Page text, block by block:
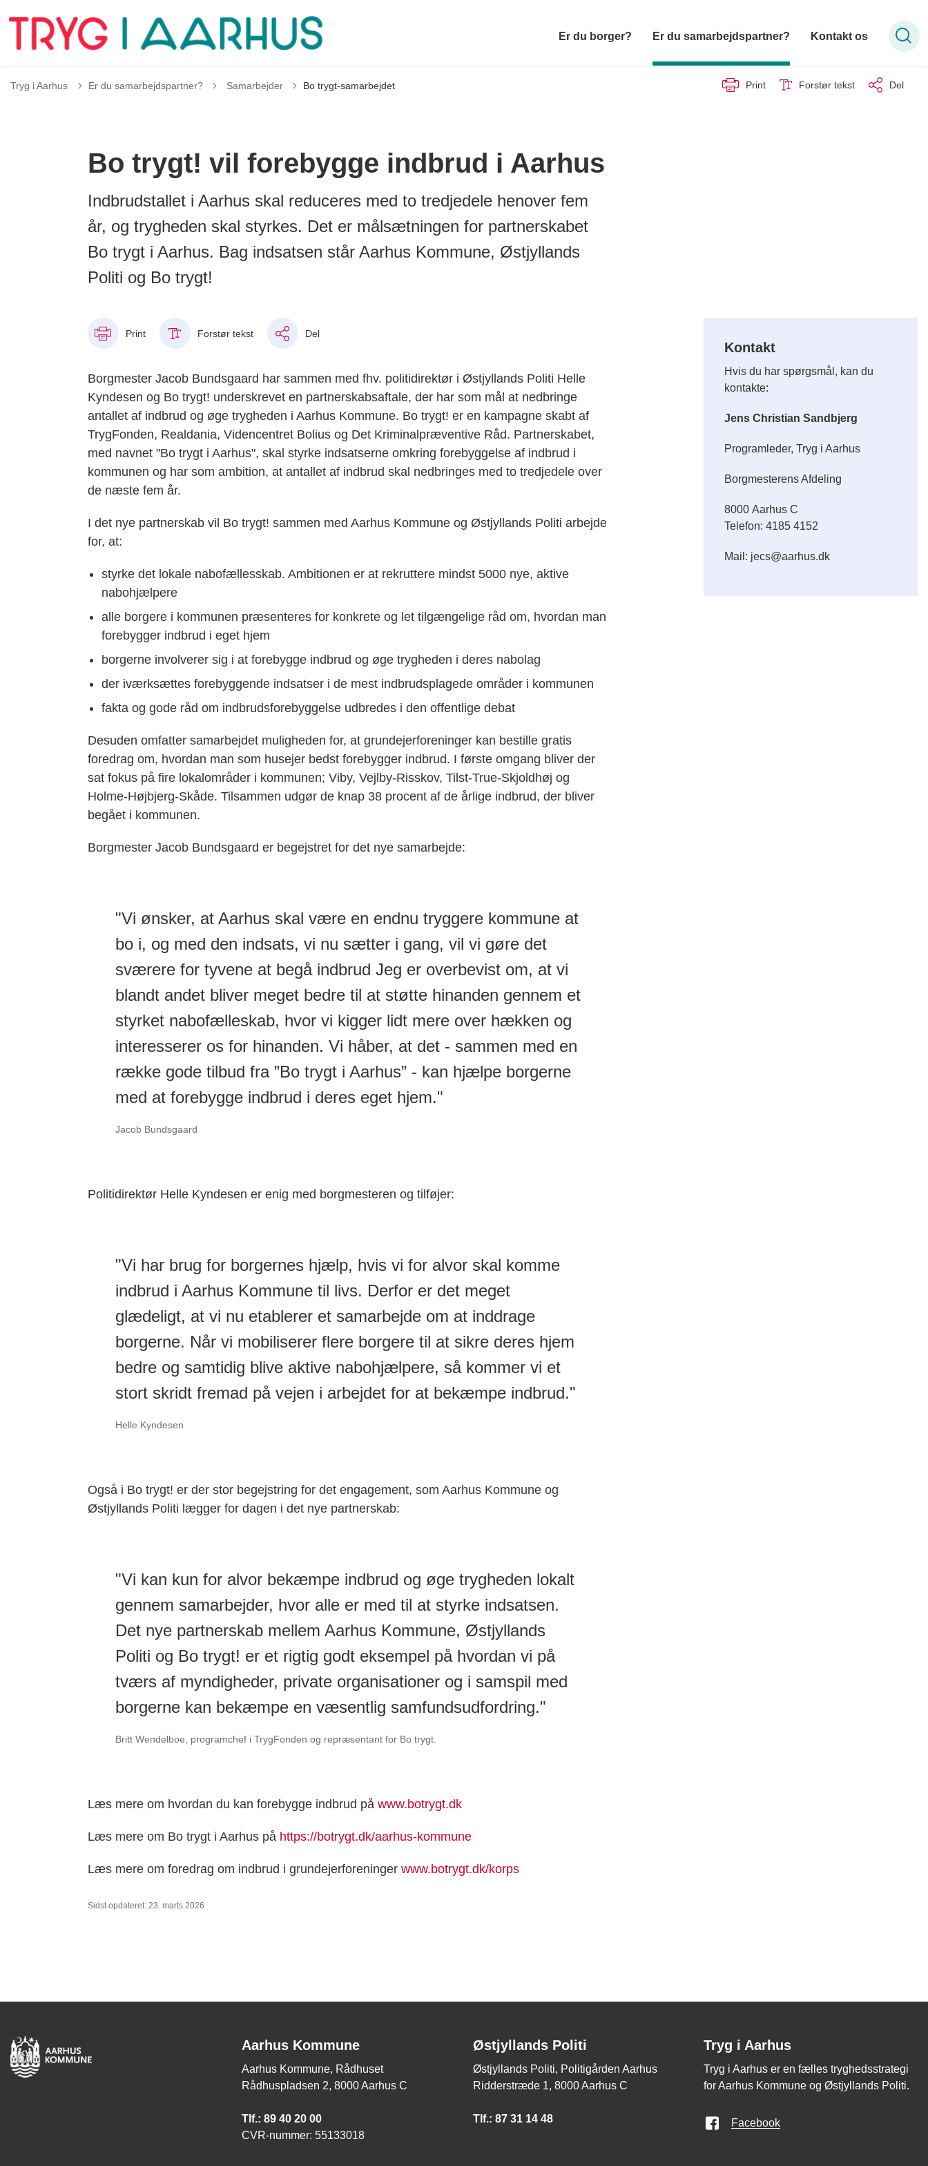
Er du borger? Er du samarbejdspartner? Kontakt os
Tryg i Aarhus Er du samarbejdspartner? Tilbage til
Samarbejder Bo trygt-samarbejdet Print Forstør tekst Del
Bo trygt! vil forebygge indbrud i Aarhus
Indbrudstallet i Aarhus skal reduceres med to tredjedele henover fem
år, og trygheden skal styrkes. Det er målsætningen for partnerskabet
Bo trygt i Aarhus. Bag indsatsen står Aarhus Kommune, Østjyllands
Politi og Bo trygt!
Print Forstør tekst Del
Borgmester Jacob Bundsgaard har sammen med fhv. politidirektør i Østjyllands Politi Helle
Kyndesen og Bo trygt! underskrevet en partnerskabsaftale, der har som mål at nedbringe
antallet af indbrud og øge trygheden i Aarhus Kommune. Bo trygt! er en kampagne skabt af
TrygFonden, Realdania, Videncentret Bolius og Det Kriminalpræventive Råd. Partnerskabet,
med navnet "Bo trygt i Aarhus", skal styrke indsatserne omkring forebyggelse af indbrud i
kommunen og har som ambition, at antallet af indbrud skal nedbringes med to tredjedele over
de næste fem år.
I det nye partnerskab vil Bo trygt! sammen med Aarhus Kommune og Østjyllands Politi arbejde
for, at:
styrke det lokale nabofællesskab. Ambitionen er at rekruttere mindst 5000 nye, aktive
nabohjælpere
alle borgere i kommunen præsenteres for konkrete og let tilgængelige råd om, hvordan man
forebygger indbrud i eget hjem
borgerne involverer sig i at forebygge indbrud og øge trygheden i deres nabolag
der iværksættes forebyggende indsatser i de mest indbrudsplagede områder i kommunen
fakta og gode råd om indbrudsforebyggelse udbredes i den offentlige debat
Desuden omfatter samarbejdet muligheden for, at grundejerforeninger kan bestille gratis
foredrag om, hvordan man som husejer bedst forebygger indbrud. I første omgang bliver der
sat fokus på fire lokalområder i kommunen; Viby, Vejlby-Risskov, Tilst-True-Skjoldhøj og
Holme-Højbjerg-Skåde. Tilsammen udgør de knap 38 procent af de årlige indbrud, der bliver
begået i kommunen.
Borgmester Jacob Bundsgaard er begejstret for det nye samarbejde:
"Vi ønsker, at Aarhus skal være en endnu tryggere kommune at
bo i, og med den indsats, vi nu sætter i gang, vil vi gøre det
sværere for tyvene at begå indbrud Jeg er overbevist om, at vi
blandt andet bliver meget bedre til at støtte hinanden gennem et
styrket nabofælleskab, hvor vi kigger lidt mere over hækken og
interesserer os for hinanden. Vi håber, at det - sammen med en
række gode tilbud fra ”Bo trygt i Aarhus” - kan hjælpe borgerne
med at forebygge indbrud i deres eget hjem."
Jacob Bundsgaard
Politidirektør Helle Kyndesen er enig med borgmesteren og tilføjer:
"Vi har brug for borgernes hjælp, hvis vi for alvor skal komme
indbrud i Aarhus Kommune til livs. Derfor er det meget
glædeligt, at vi nu etablerer et samarbejde om at inddrage
borgerne. Når vi mobiliserer flere borgere til at sikre deres hjem
bedre og samtidig blive aktive nabohjælpere, så kommer vi et
stort skridt fremad på vejen i arbejdet for at bekæmpe indbrud."
Helle Kyndesen
Også i Bo trygt! er der stor begejstring for det engagement, som Aarhus Kommune og
Østjyllands Politi lægger for dagen i det nye partnerskab:
"Vi kan kun for alvor bekæmpe indbrud og øge trygheden lokalt
gennem samarbejder, hvor alle er med til at styrke indsatsen.
Det nye partnerskab mellem Aarhus Kommune, Østjyllands
Politi og Bo trygt! er et rigtig godt eksempel på hvordan vi på
tværs af myndigheder, private organisationer og i samspil med
borgerne kan bekæmpe en væsentlig samfundsudfordring."
Britt Wendelboe, programchef i TrygFonden og repræsentant for Bo trygt.
Læs mere om hvordan du kan forebygge indbrud på www.botrygt.dk
Læs mere om Bo trygt i Aarhus på https://botrygt.dk/aarhus-kommune
Læs mere om foredrag om indbrud i grundejerforeninger www.botrygt.dk/korps
Kontakt
Hvis du har spørgsmål, kan du
kontakte:
Jens Christian Sandbjerg
Programleder, Tryg i Aarhus
Borgmesterens Afdeling
8000 Aarhus C
Telefon: 4185 4152
Mail: jecs@aarhus.dk
Sidst opdateret: 23. marts 2026
Aarhus Kommune
Aarhus Kommune, Rådhuset
Rådhuspladsen 2, 8000 Aarhus C
Tlf.: 89 40 20 00
CVR-nummer: 55133018
Østjyllands Politi
Østjyllands Politi, Politigården Aarhus
Ridderstræde 1, 8000 Aarhus C
Tlf.: 87 31 14 48
Tryg i Aarhus
Tryg i Aarhus er en fælles tryghedsstrategi
for Aarhus Kommune og Østjyllands Politi.
Facebook